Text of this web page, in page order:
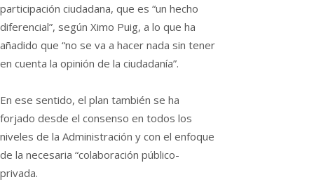
participación ciudadana, que es “un hecho
diferencial”, según Ximo Puig, a lo que ha
añadido que “no se va a hacer nada sin tener
en cuenta la opinión de la ciudadanía”.
En ese sentido, el plan también se ha
forjado desde el consenso en todos los
niveles de la Administración y con el enfoque
de la necesaria “colaboración público-
privada.